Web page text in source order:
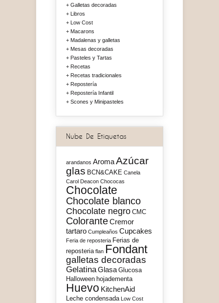
Galletas decoradas
Libros
Low Cost
Macarons
Madalenas y galletas
Mesas decoradas
Pasteles y Tartas
Recetas
Recetas tradicionales
Repostería
Repostería Infantil
Scones y Minipasteles
Nube De Etiquetas
arandanos AromaAzúcar
glas BCN&CAKE Canela
Carol Deacon Chococas
Chocolate
Chocolate blanco
Chocolate negro CMC
ColoranteCremor
tartaro Cumpleaños Cupcakes
Feria de reposteria Ferias de
reposteria flan Fondant
galletas decoradas
GelatinaGlasa Glucosa
Halloween hojadementa
Huevo KitchenAid
Leche condensada Low Cost